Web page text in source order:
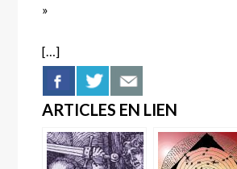
»
[…]
ARTICLES EN LIEN